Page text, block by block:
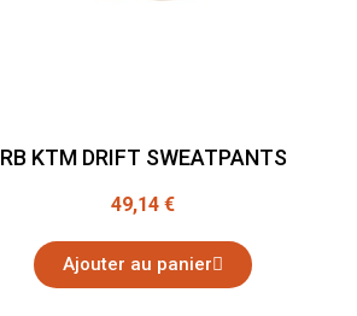
RB KTM DRIFT SWEATPANTS
49,14 €
Ajouter au panier